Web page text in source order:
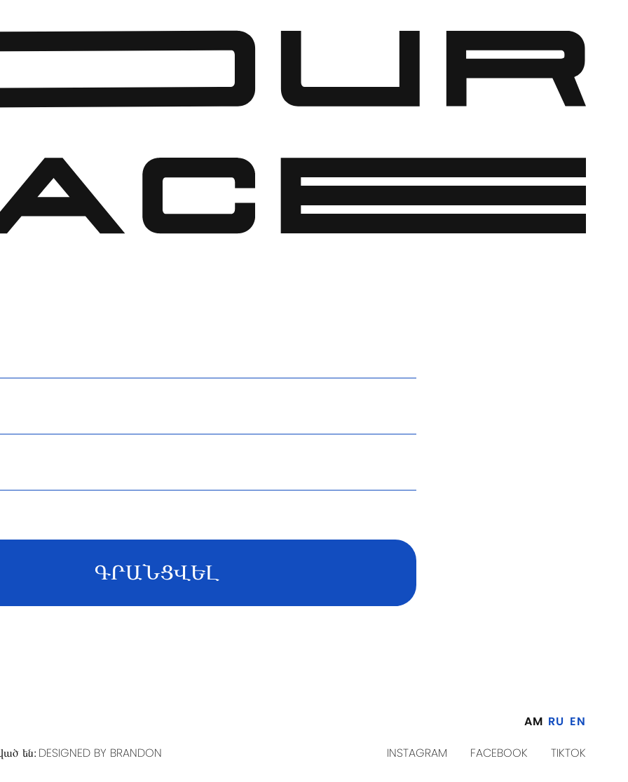
ԳՐԱՆՑՎԵԼ
են։ DESIGNED BY BRANDON
AM RU EN
INSTAGRAM
FACEBOOK TIKTOK